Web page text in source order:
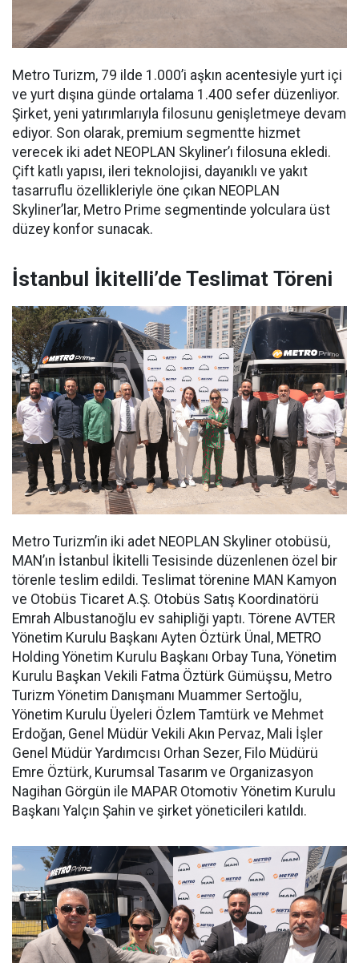
Metro Turizm, 79 ilde 1.000’i aşkın acentesiyle yurt içi
ve yurt dışına günde ortalama 1.400 sefer düzenliyor.
Şirket, yeni yatırımlarıyla filosunu genişletmeye devam
ediyor. Son olarak, premium segmentte hizmet
verecek iki adet NEOPLAN Skyliner’ı filosuna ekledi.
Çift katlı yapısı, ileri teknolojisi, dayanıklı ve yakıt
tasarruflu özellikleriyle öne çıkan NEOPLAN
Skyliner’lar, Metro Prime segmentinde yolculara üst
düzey konfor sunacak.
İstanbul İkitelli’de Teslimat Töreni
Metro Turizm’in iki adet NEOPLAN Skyliner otobüsü,
MAN’ın İstanbul İkitelli Tesisinde düzenlenen özel bir
törenle teslim edildi. Teslimat törenine MAN Kamyon
ve Otobüs Ticaret A.Ş. Otobüs Satış Koordinatörü
Emrah Albustanoğlu ev sahipliği yaptı. Törene AVTER
Yönetim Kurulu Başkanı Ayten Öztürk Ünal, METRO
Holding Yönetim Kurulu Başkanı Orbay Tuna, Yönetim
Kurulu Başkan Vekili Fatma Öztürk Gümüşsu, Metro
Turizm Yönetim Danışmanı Muammer Sertoğlu,
Yönetim Kurulu Üyeleri Özlem Tamtürk ve Mehmet
Erdoğan, Genel Müdür Vekili Akın Pervaz, Mali İşler
Genel Müdür Yardımcısı Orhan Sezer, Filo Müdürü
Emre Öztürk, Kurumsal Tasarım ve Organizasyon
Nagihan Görgün ile MAPAR Otomotiv Yönetim Kurulu
Başkanı Yalçın Şahin ve şirket yöneticileri katıldı.